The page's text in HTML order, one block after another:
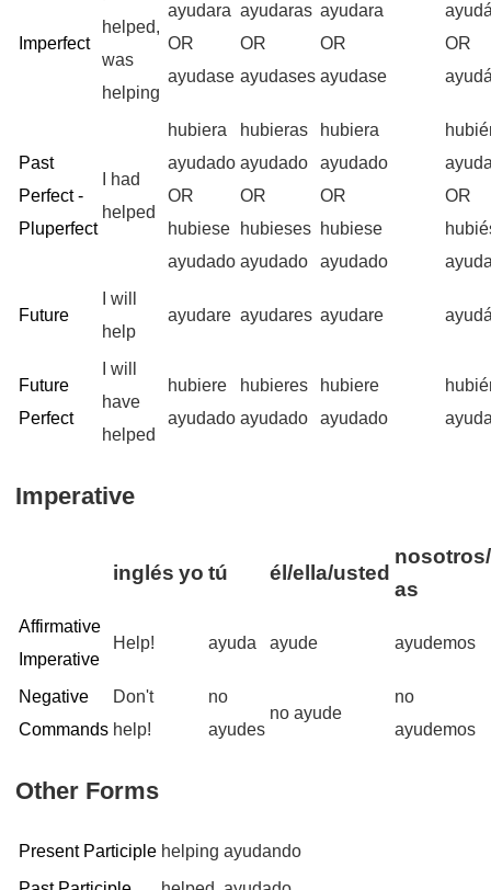
Imperfect
helped,
was
helping
ayudara
OR
ayudase
ayudaras
OR
ayudases
ayudara
OR
ayudase
OR
Past
Perfect -
Pluperfect
I had
helped
hubiera
ayudado
OR
hubiese
ayudado
hubieras
ayudado
OR
hubieses
ayudado
hubiera
ayudado
OR
hubiese
ayudado
OR
Future
I will
help
ayudare ayudares ayudare
Future
Perfect
I will
have
helped
hubiere
ayudado
hubieres
ayudado
hubiere
ayudado
Imperative
inglés yo tú él/ella/usted
as
Affirmative
Imperative
Help! ayuda ayude ayudemos
Negative
Commands
Don't
help!
no
ayudes
no ayude
no
ayudemos
Other Forms
Present Participle helping ayudando